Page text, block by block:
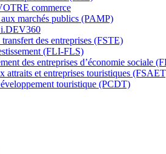
commerce
aux marchés publics (PAMP)
i.DEV360
des entreprises (FSTE)
(FLI-FLS)
des entreprises d’économie sociale
attraits et entreprises touristiques
touristique (PCDT)